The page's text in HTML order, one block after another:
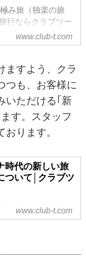
み旅（独楽の旅
行ならクラブツー
せ！経験豊かな添
サポート。ゆとり
。
www.club-t.com
ますよう、クラ
つも、お客様に
いただける｢新
す。スタッフ
ります。
時代の新しい旅
ついて│クラブツ
チン2回以上接種済
検査・抗原検査
www.club-t.com